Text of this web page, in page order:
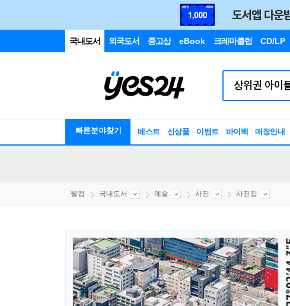
국내도서 외국도서 중고샵 eBook 크레마클럽 CD/LP
빠른분야찾기 베스트 신상품 이벤트 바이백 매장안내
웰컴 국내도서 예술 사진 사진집